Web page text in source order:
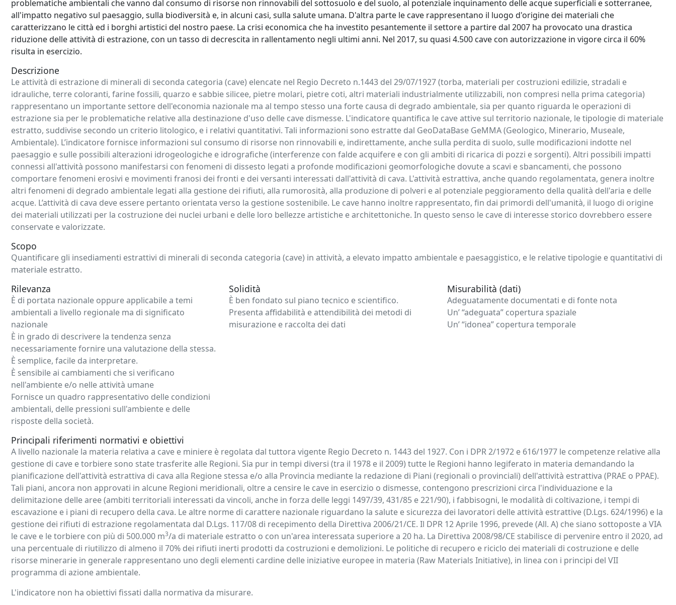
problematiche ambientali che vanno dal consumo di risorse non rinnovabili del sottosuolo e del suolo, al potenziale inquinamento delle acque superficiali e sotterranee,
all'impatto negativo sul paesaggio, sulla biodiversità e, in alcuni casi, sulla salute umana. D'altra parte le cave rappresentano il luogo d'origine dei materiali che
caratterizzano le città ed i borghi artistici del nostro paese. La crisi economica che ha investito pesantemente il settore a partire dal 2007 ha provocato una drastica
riduzione delle attività di estrazione, con un tasso di decrescita in rallentamento negli ultimi anni. Nel 2017, su quasi 4.500 cave con autorizzazione in vigore circa il 60%
risulta in esercizio.
Descrizione
Le attività di estrazione di minerali di seconda categoria (cave) elencate nel Regio Decreto n.1443 del 29/07/1927 (torba, materiali per costruzioni edilizie, stradali e
idrauliche, terre coloranti, farine fossili, quarzo e sabbie silicee, pietre molari, pietre coti, altri materiali industrialmente utilizzabili, non compresi nella prima categoria)
rappresentano un importante settore dell'economia nazionale ma al tempo stesso una forte causa di degrado ambientale, sia per quanto riguarda le operazioni di
estrazione sia per le problematiche relative alla destinazione d'uso delle cave dismesse. L'indicatore quantifica le cave attive sul territorio nazionale, le tipologie di materiale
estratto, suddivise secondo un criterio litologico, e i relativi quantitativi. Tali informazioni sono estratte dal GeoDataBase GeMMA (Geologico, Minerario, Museale,
Ambientale). L’indicatore fornisce informazioni sul consumo di risorse non rinnovabili e, indirettamente, anche sulla perdita di suolo, sulle modificazioni indotte nel
paesaggio e sulle possibili alterazioni idrogeologiche e idrografiche (interferenze con falde acquifere e con gli ambiti di ricarica di pozzi e sorgenti). Altri possibili impatti
connessi all'attività possono manifestarsi con fenomeni di dissesto legati a profonde modificazioni geomorfologiche dovute a scavi e sbancamenti, che possono
comportare fenomeni erosivi e movimenti franosi dei fronti e dei versanti interessati dall'attività di cava. L'attività estrattiva, anche quando regolamentata, genera inoltre
altri fenomeni di degrado ambientale legati alla gestione dei rifiuti, alla rumorosità, alla produzione di polveri e al potenziale peggioramento della qualità dell'aria e delle
acque. L’attività di cava deve essere pertanto orientata verso la gestione sostenibile. Le cave hanno inoltre rappresentato, fin dai primordi dell'umanità, il luogo di origine
dei materiali utilizzati per la costruzione dei nuclei urbani e delle loro bellezze artistiche e architettoniche. In questo senso le cave di interesse storico dovrebbero essere
conservate e valorizzate.
Scopo
Quantificare gli insediamenti estrattivi di minerali di seconda categoria (cave) in attività, a elevato impatto ambientale e paesaggistico, e le relative tipologie e quantitativi di
materiale estratto.
Rilevanza
È di portata nazionale oppure applicabile a temi
ambientali a livello regionale ma di significato
nazionale
È in grado di descrivere la tendenza senza
necessariamente fornire una valutazione della stessa.
È semplice, facile da interpretare.
È sensibile ai cambiamenti che si verificano
nell'ambiente e/o nelle attività umane
Fornisce un quadro rappresentativo delle condizioni
ambientali, delle pressioni sull'ambiente e delle
risposte della società.
Solidità
È ben fondato sul piano tecnico e scientifico.
Presenta affidabilità e attendibilità dei metodi di
misurazione e raccolta dei dati
Misurabilità (dati)
Adeguatamente documentati e di fonte nota
Un’ “adeguata” copertura spaziale
Un’ “idonea” copertura temporale
Principali riferimenti normativi e obiettivi
A livello nazionale la materia relativa a cave e miniere è regolata dal tuttora vigente Regio Decreto n. 1443 del 1927. Con i DPR 2/1972 e 616/1977 le competenze relative alla
gestione di cave e torbiere sono state trasferite alle Regioni. Sia pur in tempi diversi (tra il 1978 e il 2009) tutte le Regioni hanno legiferato in materia demandando la
pianificazione dell'attività estrattiva di cava alla Regione stessa e/o alla Provincia mediante la redazione di Piani (regionali o provinciali) dell'attività estrattiva (PRAE o PPAE).
Tali piani, ancora non approvati in alcune Regioni meridionali, oltre a censire le cave in esercizio o dismesse, contengono prescrizioni circa l'individuazione e la
delimitazione delle aree (ambiti territoriali interessati da vincoli, anche in forza delle leggi 1497/39, 431/85 e 221/90), i fabbisogni, le modalità di coltivazione, i tempi di
escavazione e i piani di recupero della cava. Le altre norme di carattere nazionale riguardano la salute e sicurezza dei lavoratori delle attività estrattive (D.Lgs. 624/1996) e la
gestione dei rifiuti di estrazione regolamentata dal D.Lgs. 117/08 di recepimento della Direttiva 2006/21/CE. Il DPR 12 Aprile 1996, prevede (All. A) che siano sottoposte a VIA
le cave e le torbiere con più di 500.000 m3/a di materiale estratto o con un'area interessata superiore a 20 ha. La Direttiva 2008/98/CE stabilisce di pervenire entro il 2020, ad
una percentuale di riutilizzo di almeno il 70% dei rifiuti inerti prodotti da costruzioni e demolizioni. Le politiche di recupero e riciclo dei materiali di costruzione e delle
risorse minerarie in generale rappresentano uno degli elementi cardine delle iniziative europee in materia (Raw Materials Initiative), in linea con i principi del VII
programma di azione ambientale.
L'indicatore non ha obiettivi fissati dalla normativa da misurare.